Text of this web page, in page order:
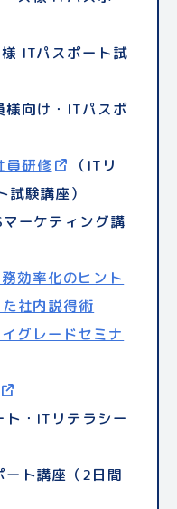
ITパスポート試
様向け・ITパスポ
員研修
（ITリ
験講座）
マーケティング講
効率化のヒント
社内説得術
グレードセミナ
ト・ITリテラシー
ート講座（2日間
試験導入講座
ラシー講師
パスポート試
ト講師
ト講座監修
生からはじめる
定期講演）
のなり方
学生向けScratch
コラボ）
ITパスポート定期
イエンス2021
総合司会
同組合連合会イ
同組合連合会
）
IHI様 ナレータ
ーExpo
立研究開発法人 新
発機構
ックオフ 司会
ーター
プリ2023 外部審
ニアの未来」進
モデル ：
ャル推進部門賞
ブックス 一問
ていねいに (東
集 情報Ⅰ (東進ブ
版
7月6日放送：東
『情報』
2025年6月23日
いま取りたい資
解説
勉強もYouTubeで
ネル」が次世代
LINE News